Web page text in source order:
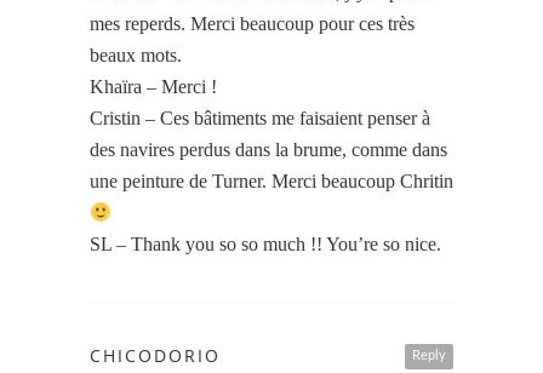
mes reperds. Merci beaucoup pour ces très
beaux mots.
Khaïra – Merci !
Cristin – Ces bâtiments me faisaient penser à
des navires perdus dans la brume, comme dans
une peinture de Turner. Merci beaucoup Chritin
SL – Thank you so so much !! You’re so nice.
Reply
CHICODORIO